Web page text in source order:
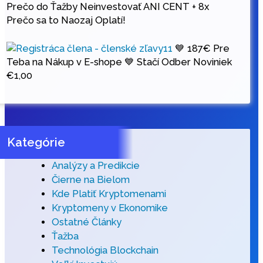
Prečo do Ťažby Neinvestovať ANI CENT + 8x
Prečo sa to Naozaj Oplatí!
💙 187€ Pre
Teba na Nákup v E-shope 💙 Stačí Odber Noviniek
€1,00
Kategórie
Analýzy a Predikcie
Čierne na Bielom
Kde Platiť Kryptomenami
Kryptomeny v Ekonomike
Ostatné Články
Ťažba
Technológia Blockchain